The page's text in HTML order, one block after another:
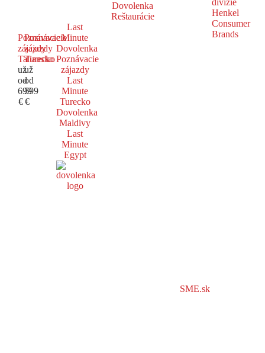
Dovolenka
Reštaurácie
Poznávacie
zájazdy
Taliansko
už
od
699
€
Poznávacie
zájazdy
Turecko
už
od
599
€
Last
Minute
Dovolenka
Poznávacie
zájazdy
Last
Minute
Turecko
Dovolenka
Maldivy
Last
Minute
Egypt
SME.sk